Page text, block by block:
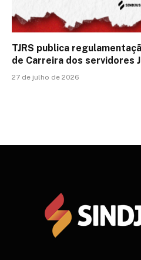
TJRS publica
de Carreira dos servidores
27 de julho de 2026